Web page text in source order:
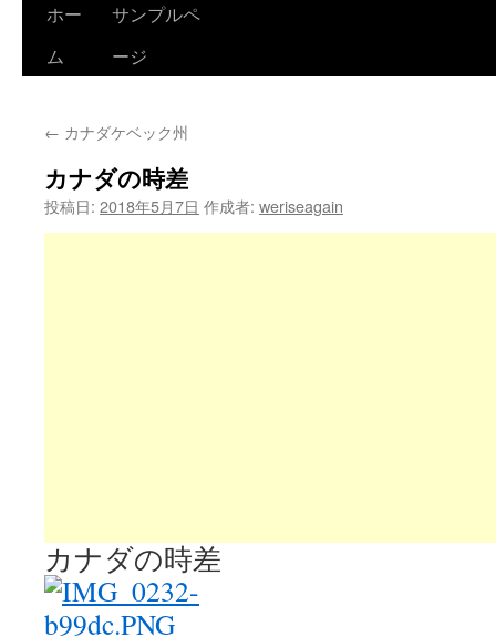
ホー
ム
サンプルペ
ージ
← カナダケベック州
カナダの時差
投稿日: 2018年5月7日 作成者: weriseagain
カナダの時差